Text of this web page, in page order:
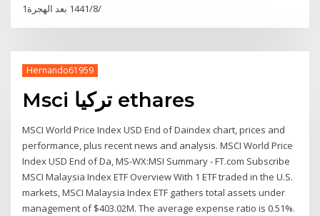
1‏‏/8‏‏/1441 بعد الهجرة
Hernando61959
Msci تركيا ethares
MSCI World Price Index USD End of Daindex chart, prices and
performance, plus recent news and analysis. MSCI World Price
Index USD End of Da, MS-WX:MSI Summary - FT.com Subscribe
MSCI Malaysia Index ETF Overview With 1 ETF traded in the U.S.
markets, MSCI Malaysia Index ETF gathers total assets under
management of $403.02M. The average expense ratio is 0.51%.